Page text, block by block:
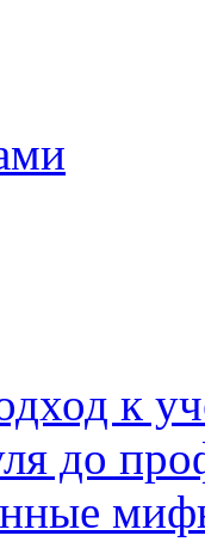
к
до